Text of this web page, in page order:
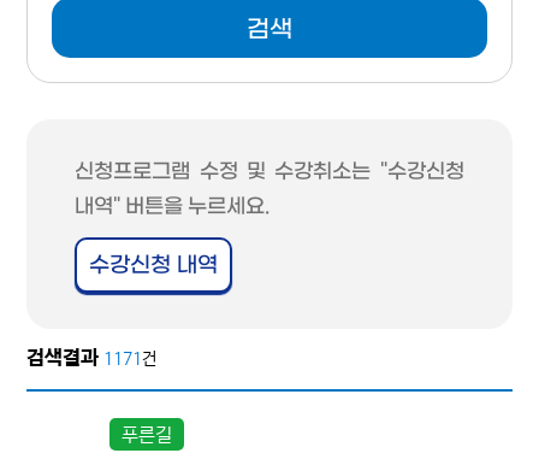
검색
신청프로그램 수정 및 수강취소는 "수강신청
내역" 버튼을 누르세요.
수강신청 내역
검색결과 1171건
푸른길